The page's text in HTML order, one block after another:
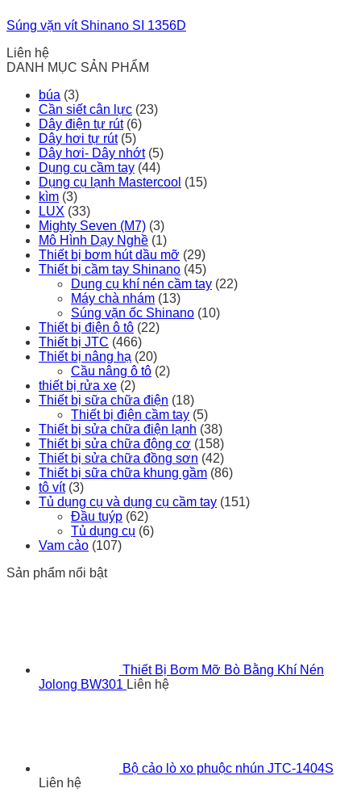
Súng vặn vít Shinano SI 1356D
Liên hệ
DANH MỤC SẢN PHẨM
búa (3)
Cần siết cân lực (23)
Dây điện tự rút (6)
Dây hơi tự rút (5)
Dây hơi- Dây nhớt (5)
Dụng cụ cầm tay (44)
Dụng cụ lạnh Mastercool (15)
kìm (3)
LUX (33)
Mighty Seven (M7) (3)
Mô Hình Dạy Nghề (1)
Thiết bị bơm hút dầu mỡ (29)
Thiết bị cầm tay Shinano (45)
Dụng cụ khí nén cầm tay (22)
Máy chà nhám (13)
Súng vặn ốc Shinano (10)
Thiết bị điện ô tô (22)
Thiết bị JTC (466)
Thiết bị nâng hạ (20)
Cầu nâng ô tô (2)
thiết bị rửa xe (2)
Thiết bị sữa chữa điện (18)
Thiết bị điện cầm tay (5)
Thiết bị sửa chữa điện lạnh (38)
Thiết bị sửa chữa động cơ (158)
Thiết bị sửa chữa đồng sơn (42)
Thiết bị sữa chữa khung gầm (86)
tô vít (3)
Tủ dụng cụ và dụng cụ cầm tay (151)
Đầu tuýp (62)
Tủ dụng cụ (6)
Vam cảo (107)
Sản phẩm nổi bật
Thiết Bị Bơm Mỡ Bò Bằng Khí Nén
Jolong BW301 Liên hệ
Bộ cảo lò xo phuộc nhún JTC-1404S
Liên hệ